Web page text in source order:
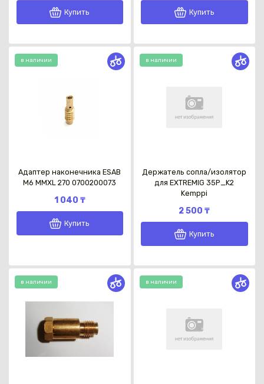
Купить Купить
в наличии
Адаптер наконечника ESAB
М6 МMXL 270 0700200073
1 040 ₸
Купить
в наличии
Держатель сопла/изолятор
для EXTREMIG 35P_K2
Kemppi
2 500 ₸
Купить
в наличии в наличии